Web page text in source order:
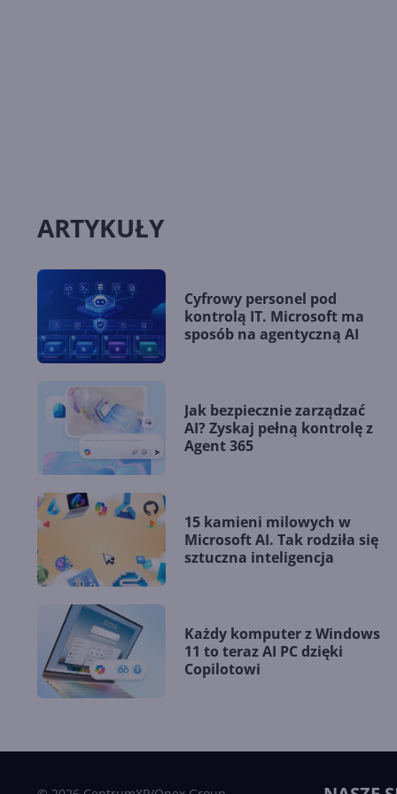
ARTYKUŁY
Cyfrowy personel pod
kontrolą IT. Microsoft ma
sposób na agentyczną AI
Jak bezpiecznie zarządzać
AI? Zyskaj pełną kontrolę z
Agent 365
15 kamieni milowych w
Microsoft AI. Tak rodziła się
sztuczna inteligencja
Każdy komputer z Windows
11 to teraz AI PC dzięki
Copilotowi